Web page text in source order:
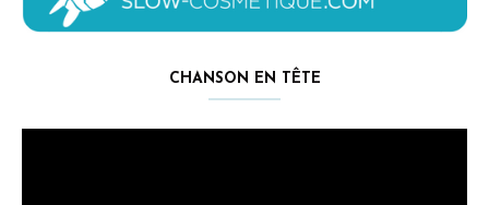
CHANSON EN TÊTE